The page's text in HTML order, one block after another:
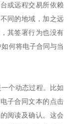
或远程交易所依赖
同的地域，加之远
其签署行为也没有
何将电子合同与当
个动态过程。比如
子合同文本的点击
阅读及确认。这会